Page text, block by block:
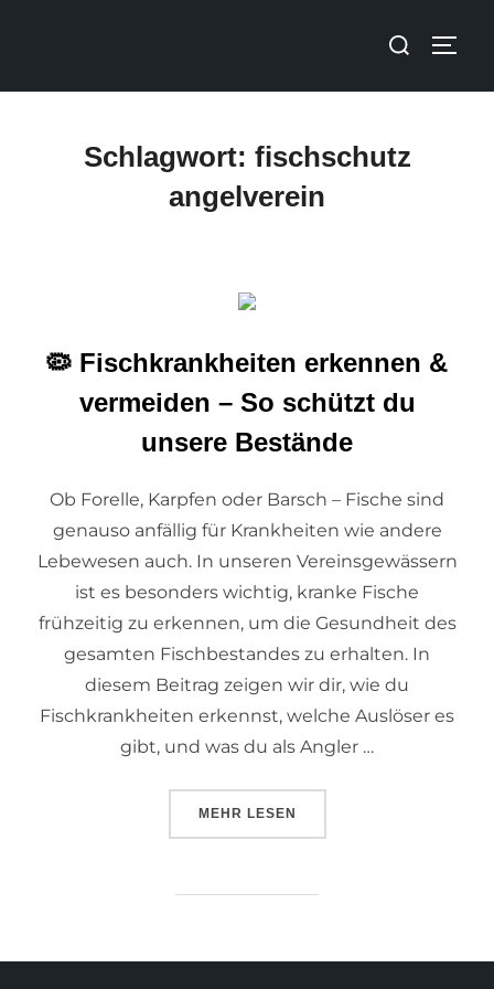
Schlagwort: fischschutz
angelverein
🦠 Fischkrankheiten erkennen &
vermeiden – So schützt du
unsere Bestände
Ob Forelle, Karpfen oder Barsch – Fische sind
genauso anfällig für Krankheiten wie andere
Lebewesen auch. In unseren Vereinsgewässern
ist es besonders wichtig, kranke Fische
frühzeitig zu erkennen, um die Gesundheit des
gesamten Fischbestandes zu erhalten. In
diesem Beitrag zeigen wir dir, wie du
Fischkrankheiten erkennst, welche Auslöser es
gibt, und was du als Angler …
MEHR LESEN